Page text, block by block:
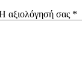
αξιολόγησή σας *